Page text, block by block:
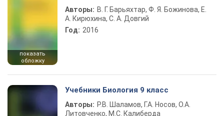
показать
обложку
Авторы: В. Г. Барьяхтар, Ф. Я. Божинова, Е.
А. Кирюхина, С. А. Довгий
Год: 2016
Учебники Биология 9 класс
Авторы: Р.В. Шаламов, Г.А. Носов, О.А.
Литовченко, М.С. Калиберда